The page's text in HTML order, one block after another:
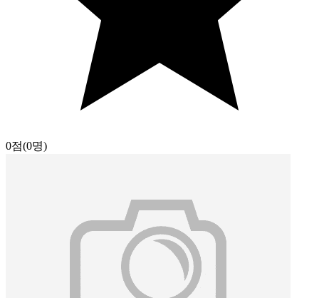
0점(0명)